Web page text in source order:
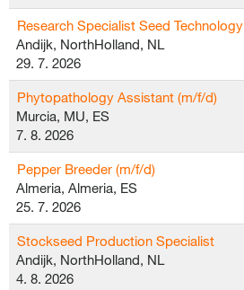
Research Specialist Seed Technology
Andijk, NorthHolland, NL
29. 7. 2026
Phytopathology Assistant (m/f/d)
Murcia, MU, ES
7. 8. 2026
Pepper Breeder (m/f/d)
Almeria, Almeria, ES
25. 7. 2026
Stockseed Production Specialist
Andijk, NorthHolland, NL
4. 8. 2026